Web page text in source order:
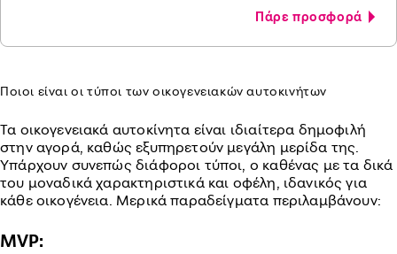
Πάρε προσφορά
Ποιοι είναι οι τύποι των οικογενειακών αυτοκινήτων
Τα οικογενειακά αυτοκίνητα είναι ιδιαίτερα δημοφιλή
στην αγορά, καθώς εξυπηρετούν μεγάλη μερίδα της.
Υπάρχουν συνεπώς διάφοροι τύποι, ο καθένας με τα δικά
του μοναδικά χαρακτηριστικά και οφέλη, ιδανικός για
κάθε οικογένεια. Μερικά παραδείγματα περιλαμβάνουν:
MVP: